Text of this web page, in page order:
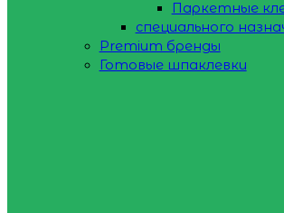
Паркетные
специального
Premium бренды
Готовые шпаклевки